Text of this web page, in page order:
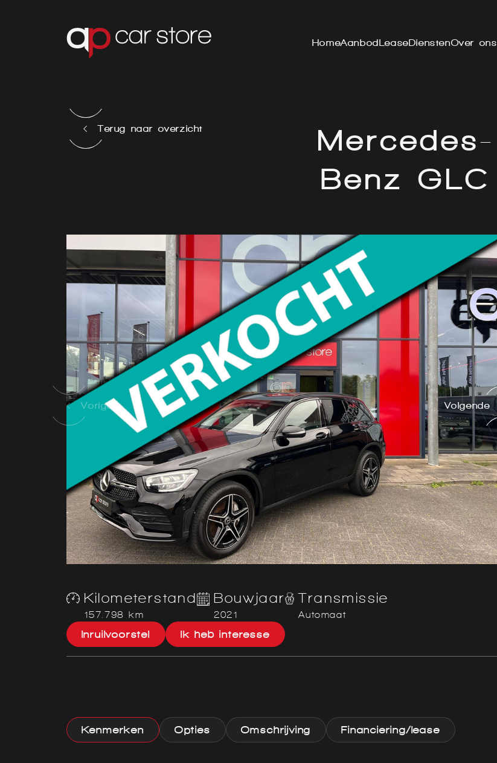
HomeAanbodLeaseDienstenOver ons
Terug naar overzicht
Mercedes-
Benz GLC
Volgende
Vorige
Kilometerstand
157.798 km
Bouwjaar
2021
Transmissie
Automaat
Inruilvoorstel Ik heb interesse
Kenmerken Opties Omschrijving Financiering/lease